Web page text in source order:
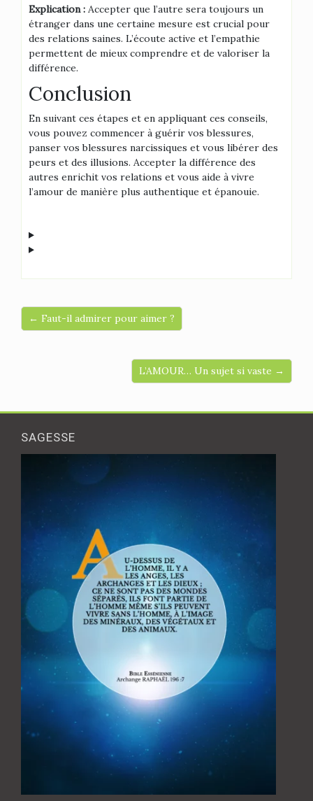
Explication : Accepter que l’autre sera toujours un
étranger dans une certaine mesure est crucial pour
des relations saines. L’écoute active et l’empathie
permettent de mieux comprendre et de valoriser la
différence.
Conclusion
En suivant ces étapes et en appliquant ces conseils,
vous pouvez commencer à guérir vos blessures,
panser vos blessures narcissiques et vous libérer des
peurs et des illusions. Accepter la différence des
autres enrichit vos relations et vous aide à vivre
l’amour de manière plus authentique et épanouie.
← Faut-il admirer pour aimer ?
L’AMOUR… Un sujet si vaste →
SAGESSE